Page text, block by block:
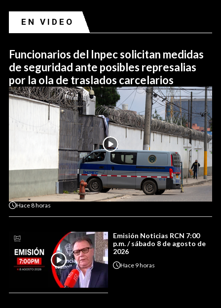
EN VIDEO
Funcionarios del Inpec solicitan medidas
de seguridad ante posibles represalias
por la ola de traslados carcelarios
Hace8 horas
Emisión Noticias RCN 7:00
p.m. / sábado 8 de agosto de
2026
Hace 9 horas